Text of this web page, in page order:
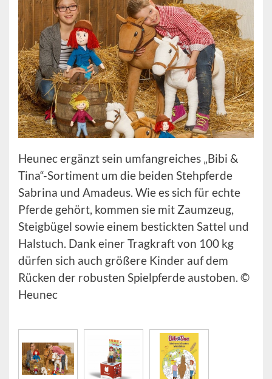
Heunec ergänzt sein umfangreiches „Bibi &
Tina“-Sortiment um die beiden Stehpferde
Sabrina und Amadeus. Wie es sich für echte
Pferde gehört, kommen sie mit Zaumzeug,
Steigbügel sowie einem bestickten Sattel und
Halstuch. Dank einer Tragkraft von 100 kg
dürfen sich auch größere Kinder auf dem
Rücken der robusten Spielpferde austoben. ©
Heunec